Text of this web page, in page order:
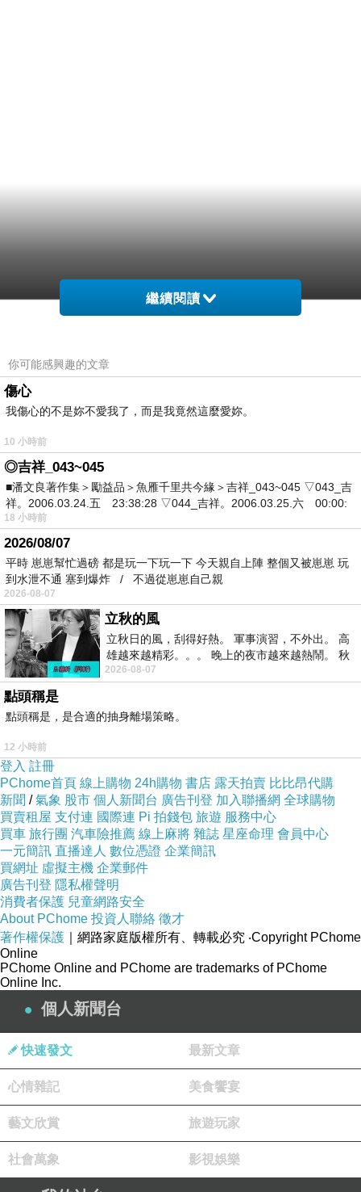
繼續閱讀
你可能感興趣的文章
傷心
我傷心的不是妳不愛我了，而是我竟然這麼愛妳。
10 小時前
◎吉祥_043~045
■潘文良著作集＞勵益品＞魚雁千里共今緣＞吉祥_043~045 ▽043_吉
祥。2006.03.24.五 23:38:28 ▽044_吉祥。2006.03.25.六 00:00:
18 小時前
2026/08/07
平時 崽崽幫忙過磅 都是玩一下玩一下 今天親自上陣 整個又被崽崽 玩
到水泄不通 塞到爆炸 / 不過從崽崽自己親
2026-08-07
立秋的風
立秋日的風，刮得好熱。 軍事演習，不外出。 高
雄越來越精彩。。。 晚上的夜市越來越熱鬧。 秋
天的風刮得很熱 夜遊消暑熱。。。
2026-08-07
點頭稱是
點頭稱是，是合適的抽身離場策略。
12 小時前
登入 註冊
PChome首頁 線上購物 24h購物 書店 露天拍賣 比比昂代購
新聞 /氣象 股市 個人新聞台 廣告刊登 加入聯播網 全球購物
買賣租屋 支付連 國際連 Pi 拍錢包 旅遊 服務中心
買車 旅行團 汽車險推薦 線上麻將 雜誌 星座命理 會員中心
一元簡訊 直播達人 數位憑證 企業簡訊
買網址 虛擬主機 企業郵件
廣告刊登 隱私權聲明
消費者保護 兒童網路安全
About PChome 投資人聯絡 徵才
著作權保護 ｜網路家庭版權所有、轉載必究 ‧Copyright PChome
Online
PChome Online and PChome are trademarks of PChome
Online Inc.
個人新聞台
快速發文 最新文章
心情雜記 美食饗宴
藝文欣賞 旅遊玩家
社會萬象 影視娛樂